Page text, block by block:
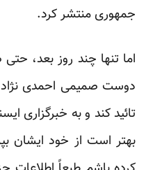
‏جمهوری منتشر کرد.‏
اما تنها چند روز بعد،
دوست صمیمی احمدی نژاد
تائید کند و به خبرگزاری
بهتر است از خود ایشان